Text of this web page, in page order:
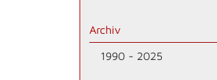
Archiv
1990 - 2025